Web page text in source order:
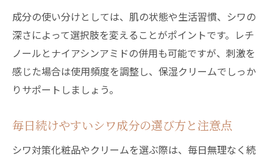
成分の使い分けとしては、肌の状態や生活習慣、シワの
深さによって選択肢を変えることがポイントです。レチ
ノールとナイアシンアミドの併用も可能ですが、刺激を
感じた場合は使用頻度を調整し、保湿クリームでしっか
りサポートしましょう。
毎日続けやすいシワ成分の選び方と注意点
シワ対策化粧品やクリームを選ぶ際は、毎日無理なく続